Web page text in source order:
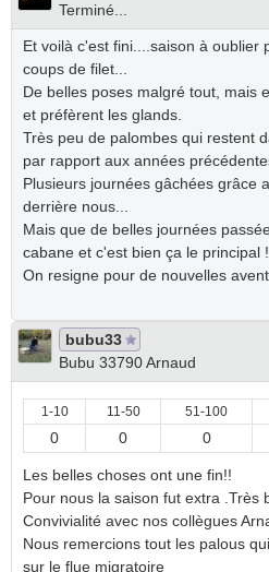
Terminé...
Et voilà c'est fini....saison à oublier
coups de filet...
De belles poses malgré tout, mais
et préfèrent les glands.
Très peu de palombes qui restent
par rapport aux années
Plusieurs journées gâchées grâce
derrière nous...
Mais que de belles journées
cabane et c'est bien ça le principal !
On resigne pour de nouvelles
bubu33
Bubu 33790 Arnaud
1-10 11-50 51-100
0 0 0
Les belles choses ont une fin!!
Pour nous la saison fut extra .Très
Convivialité avec nos collègues
Nous remercions tout les palous
sur le flue migratoire